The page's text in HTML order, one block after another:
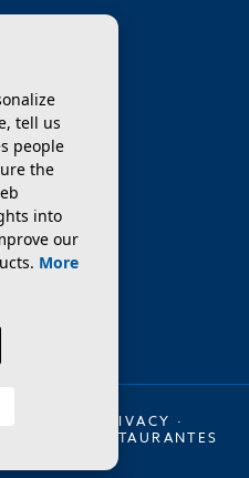
PRIVACY ·
DE RESTAURANTES
tell us
people
the
into
our
More